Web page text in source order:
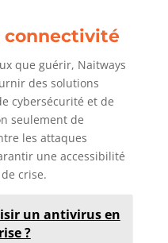
connectivité
que guérir, Naitways
des solutions
cybersécurité et de
seulement de
les attaques
une accessibilité
crise.
un antivirus en
?